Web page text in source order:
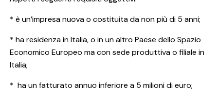
* è un’impresa nuova o costituita da non più di 5 anni;
* ha residenza in Italia, o in un altro Paese dello Spazio
Economico Europeo ma con sede produttiva o filiale in
Italia;
* ha un fatturato annuo inferiore a 5 milioni di euro;